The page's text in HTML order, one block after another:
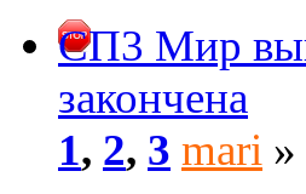
СП3 Мир
закончена
1, 2, 3 mari